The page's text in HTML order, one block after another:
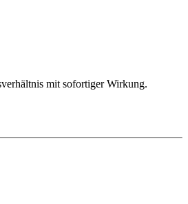
mit sofortiger Wirkung.